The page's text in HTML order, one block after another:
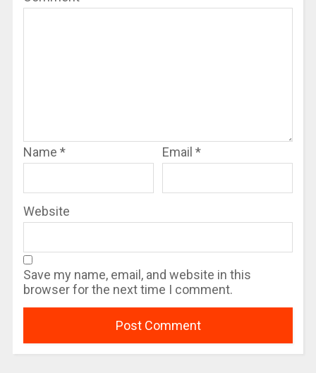
Name * Email *
Website
Save my name, email, and website in this
browser for the next time I comment.